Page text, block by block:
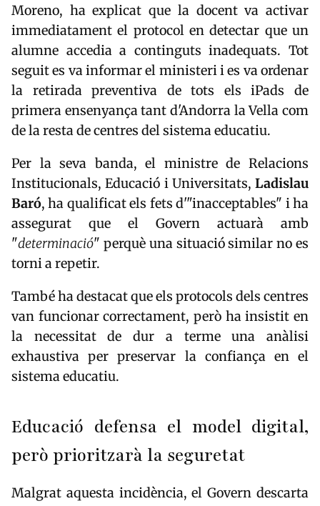
Moreno, ha explicat que la docent va activar
immediatament el protocol en detectar que un
alumne accedia a continguts inadequats. Tot
seguit es va informar el ministeri i es va ordenar
la retirada preventiva de tots els iPads de
primera ensenyança tant d'Andorra la Vella com
de la resta de centres del sistema educatiu.
Per la seva banda, el ministre de Relacions
Institucionals, Educació i Universitats, Ladislau
Baró, ha qualificat els fets d'"inacceptables" i ha
assegurat que el Govern actuarà amb
"determinació" perquè una situació similar no es
torni a repetir.
També ha destacat que els protocols dels centres
van funcionar correctament, però ha insistit en
la necessitat de dur a terme una anàlisi
exhaustiva per preservar la confiança en el
sistema educatiu.
Educació defensa el model digital,
però prioritzarà la seguretat
Malgrat aquesta incidència, el Govern descarta